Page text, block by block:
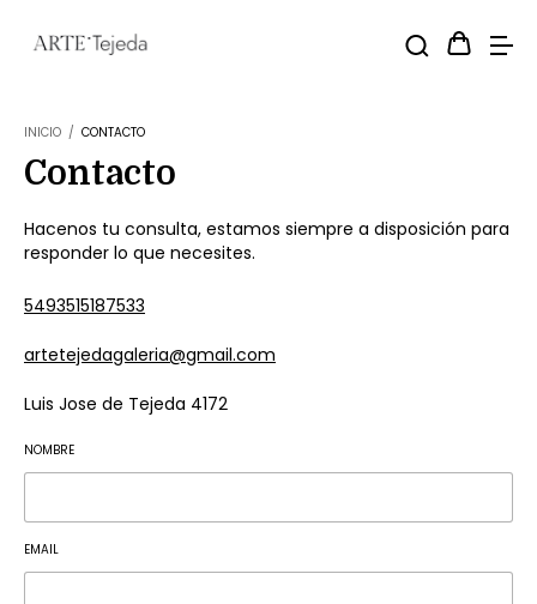
INICIO / CONTACTO
Contacto
Hacenos tu consulta, estamos siempre a disposición para
responder lo que necesites.
5493515187533
artetejedagaleria@gmail.com
Luis Jose de Tejeda 4172
NOMBRE
EMAIL